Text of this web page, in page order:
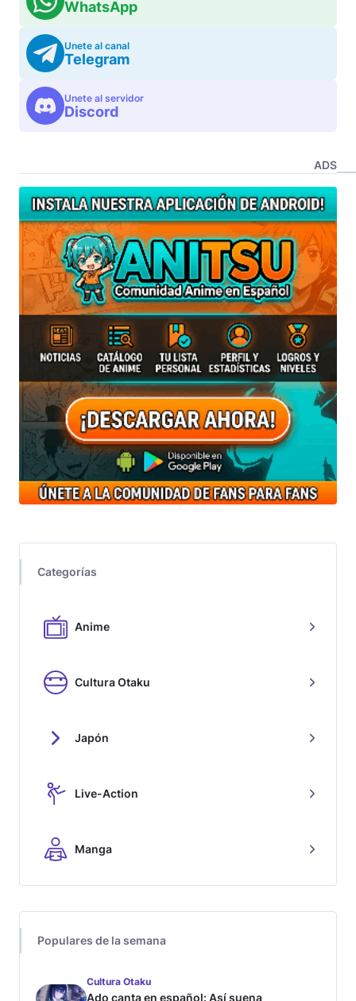
WhatsApp
Unete al canal
Telegram
Unete al servidor
Discord
ADS
Categorías
Anime
Cultura Otaku
Japón
Live-Action
Manga
Populares de la semana
Cultura Otaku
Ado canta en español: Así suena